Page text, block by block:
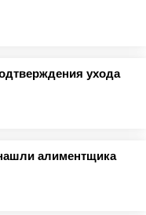
ухода
алиментщика